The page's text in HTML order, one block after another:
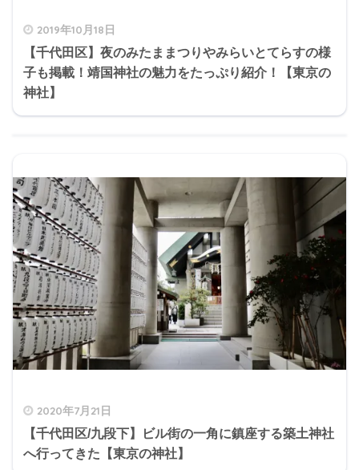
2019年10月18日
【千代田区】夜のみたままつりやみらいとてらすの様
子も掲載！靖国神社の魅力をたっぷり紹介！【東京の
神社】
2020年7月21日
【千代田区/九段下】ビル街の一角に鎮座する築土神社
へ行ってきた【東京の神社】